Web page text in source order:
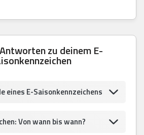
zu deinem E-
eines E-Saisonkennzeichens
Von wann bis wann?